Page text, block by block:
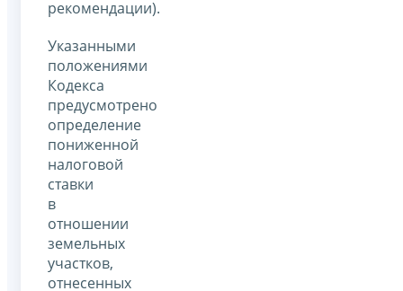
рекомендации).
Указанными
положениями
Кодекса
предусмотрено
определение
пониженной
налоговой
ставки
в
отношении
земельных
участков,
отнесенных